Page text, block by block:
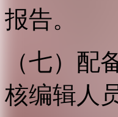
报告。
（七）
核编辑人